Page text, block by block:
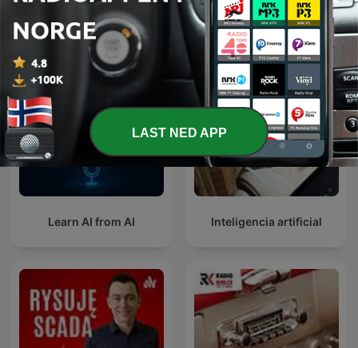
Podcast
The Friday Chillout
Learn AI from AI Inteligencia artificial
LAST NED APP